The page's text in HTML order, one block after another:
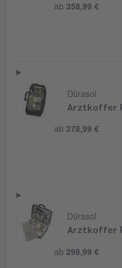
ab 358,99 €
Dürasol
Arztkoffer
ab 378,99 €
Dürasol
Arztkoffer
ab 298,99 €